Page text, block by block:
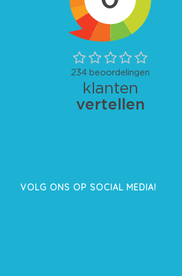
VOLG ONS OP SOCIAL MEDIA!